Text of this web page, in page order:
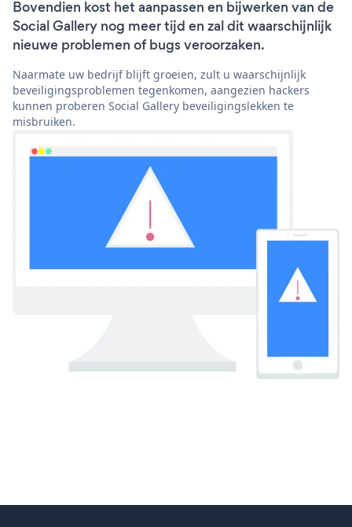
Bovendien kost het aanpassen en bijwerken van de
Social Gallery nog meer tijd en zal dit waarschijnlijk
nieuwe problemen of bugs veroorzaken.
Naarmate uw bedrijf blijft groeien, zult u waarschijnlijk
beveiligingsproblemen tegenkomen, aangezien hackers
kunnen proberen Social Gallery beveiligingslekken te
misbruiken.